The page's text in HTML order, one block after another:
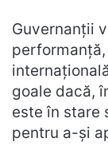
Guvernanții
goale dacă,
este în stare
pentru a-și